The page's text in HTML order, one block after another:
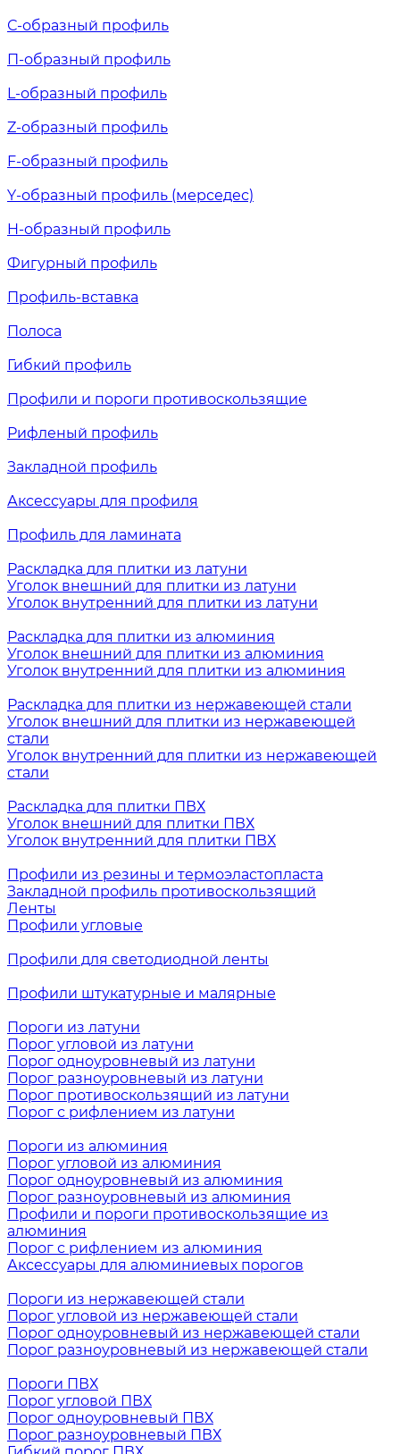
С-образный профиль
П-образный профиль
L-образный профиль
Z-образный профиль
F-образный профиль
Y-образный профиль (мерседес)
H-образный профиль
Фигурный профиль
Профиль-вставка
Полоса
Гибкий профиль
Профили и пороги противоскользящие
Рифленый профиль
Закладной профиль
Аксессуары для профиля
Профиль для ламината
Раскладка для плитки из латуни
Уголок внешний для плитки из латуни
Уголок внутренний для плитки из латуни
Раскладка для плитки из алюминия
Уголок внешний для плитки из алюминия
Уголок внутренний для плитки из алюминия
Раскладка для плитки из нержавеющей стали
Уголок внешний для плитки из нержавеющей
стали
Уголок внутренний для плитки из нержавеющей
стали
Раскладка для плитки ПВХ
Уголок внешний для плитки ПВХ
Уголок внутренний для плитки ПВХ
Профили из резины и термоэластопласта
Закладной профиль противоскользящий
Ленты
Профили угловые
Профили для светодиодной ленты
Профили штукатурные и малярные
Пороги из латуни
Порог угловой из латуни
Порог одноуровневый из латуни
Порог разноуровневый из латуни
Порог противоскользящий из латуни
Порог с рифлением из латуни
Пороги из алюминия
Порог угловой из алюминия
Порог одноуровневый из алюминия
Порог разноуровневый из алюминия
Профили и пороги противоскользящие из
алюминия
Порог с рифлением из алюминия
Аксессуары для алюминиевых порогов
Пороги из нержавеющей стали
Порог угловой из нержавеющей стали
Порог одноуровневый из нержавеющей стали
Порог разноуровневый из нержавеющей стали
Пороги ПВХ
Порог угловой ПВХ
Порог одноуровневый ПВХ
Порог разноуровневый ПВХ